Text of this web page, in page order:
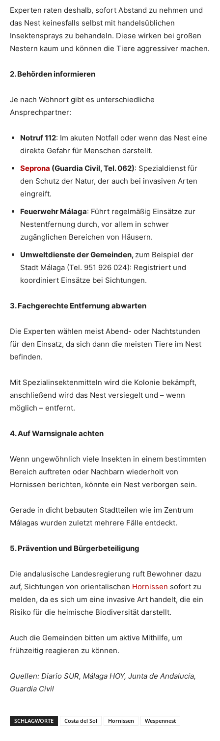
Experten raten deshalb, sofort Abstand zu nehmen und
das Nest keinesfalls selbst mit handelsüblichen
Insektensprays zu behandeln. Diese wirken bei großen
Nestern kaum und können die Tiere aggressiver machen.
2. Behörden informieren
Je nach Wohnort gibt es unterschiedliche
Ansprechpartner:
Notruf 112: Im akuten Notfall oder wenn das Nest eine
direkte Gefahr für Menschen darstellt.
Seprona (Guardia Civil, Tel. 062): Spezialdienst für
den Schutz der Natur, der auch bei invasiven Arten
eingreift.
Feuerwehr Málaga: Führt regelmäßig Einsätze zur
Nestentfernung durch, vor allem in schwer
zugänglichen Bereichen von Häusern.
Umweltdienste der Gemeinden, zum Beispiel der
Stadt Málaga (Tel. 951 926 024): Registriert und
koordiniert Einsätze bei Sichtungen.
3. Fachgerechte Entfernung abwarten
Die Experten wählen meist Abend- oder Nachtstunden
für den Einsatz, da sich dann die meisten Tiere im Nest
befinden.
Mit Spezialinsektenmitteln wird die Kolonie bekämpft,
anschließend wird das Nest versiegelt und – wenn
möglich – entfernt.
4. Auf Warnsignale achten
Wenn ungewöhnlich viele Insekten in einem bestimmten
Bereich auftreten oder Nachbarn wiederholt von
Hornissen berichten, könnte ein Nest verborgen sein.
Gerade in dicht bebauten Stadtteilen wie im Zentrum
Málagas wurden zuletzt mehrere Fälle entdeckt.
5. Prävention und Bürgerbeteiligung
Die andalusische Landesregierung ruft Bewohner dazu
auf, Sichtungen von orientalischen Hornissen sofort zu
melden, da es sich um eine invasive Art handelt, die ein
Risiko für die heimische Biodiversität darstellt.
Auch die Gemeinden bitten um aktive Mithilfe, um
frühzeitig reagieren zu können.
Quellen: Diario SUR, Málaga HOY, Junta de Andalucía,
Guardia Civil
SCHLAGWORTE Costa del Sol Hornissen Wespennest